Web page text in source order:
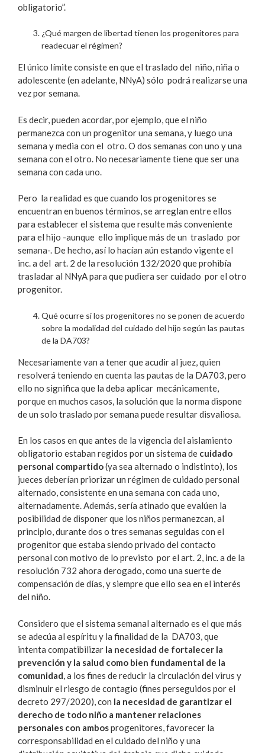
obligatorio”.
¿Qué margen de libertad tienen los progenitores para
readecuar el régimen?
El único límite consiste en que el traslado del niño, niña o
adolescente (en adelante, NNyA) sólo podrá realizarse una
vez por semana.
Es decir, pueden acordar, por ejemplo, que el niño
permanezca con un progenitor una semana, y luego una
semana y media con el otro. O dos semanas con uno y una
semana con el otro. No necesariamente tiene que ser una
semana con cada uno.
Pero la realidad es que cuando los progenitores se
encuentran en buenos términos, se arreglan entre ellos
para establecer el sistema que resulte más conveniente
para el hijo -aunque ello implique más de un traslado por
semana-. De hecho, así lo hacían aún estando vigente el
inc. a del art. 2 de la resolución 132/2020 que prohibía
trasladar al NNyA para que pudiera ser cuidado por el otro
progenitor.
Qué ocurre si los progenitores no se ponen de acuerdo
sobre la modalidad del cuidado del hijo según las pautas
de la DA703?
Necesariamente van a tener que acudir al juez, quien
resolverá teniendo en cuenta las pautas de la DA703, pero
ello no significa que la deba aplicar mecánicamente,
porque en muchos casos, la solución que la norma dispone
de un solo traslado por semana puede resultar disvaliosa.
En los casos en que antes de la vigencia del aislamiento
obligatorio estaban regidos por un sistema de cuidado
personal compartido(ya sea alternado o indistinto), los
jueces deberían priorizar un régimen de cuidado personal
alternado, consistente en una semana con cada uno,
alternadamente. Además, sería atinado que evalúen la
posibilidad de disponer que los niños permanezcan, al
principio, durante dos o tres semanas seguidas con el
progenitor que estaba siendo privado del contacto
personal con motivo de lo previsto por el art. 2, inc. a de la
resolución 732 ahora derogado, como una suerte de
compensación de días, y siempre que ello sea en el interés
del niño.
Considero que el sistema semanal alternado es el que más
se adecúa al espíritu y la finalidad de la DA703, que
intenta compatibilizar la necesidad de fortalecer la
prevención y la salud como bien fundamental de la
comunidad, a los fines de reducir la circulación del virus y
disminuir el riesgo de contagio (fines perseguidos por el
decreto 297/2020), con la necesidad de garantizar el
derecho de todo niño a mantener relaciones
personales con ambosprogenitores, favorecer la
corresponsabilidad en el cuidado del niño y una